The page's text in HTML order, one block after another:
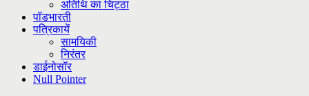
अतिथि का चिट्ठा
पॉडभारती
पत्रिकायें
सामयिकी
निरंतर
डाईनोसॉर
Null Pointer